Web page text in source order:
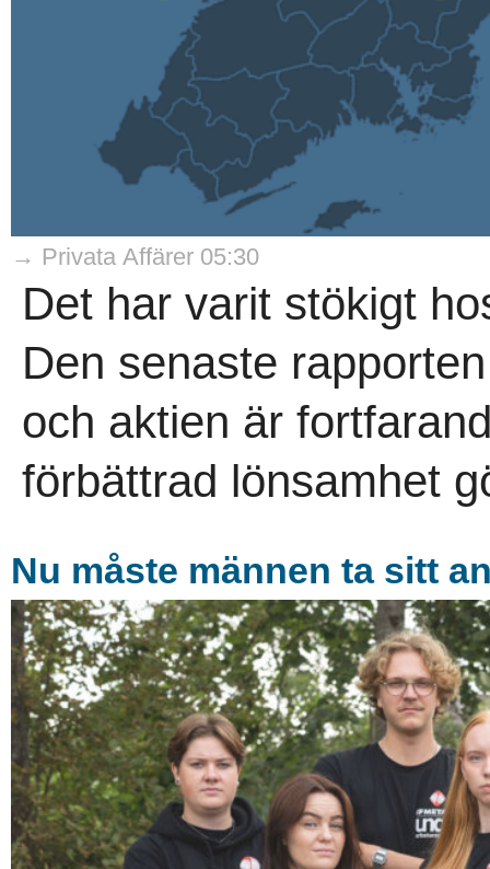
→ Privata Affärer 05:30
Det har varit stökigt
Den senaste
och aktien är
förbättrad lönsamhet
Nu måste männen ta sitt